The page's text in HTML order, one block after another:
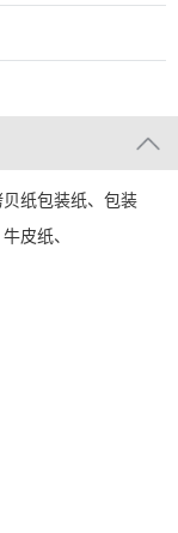
纸包装纸、包装
皮纸、